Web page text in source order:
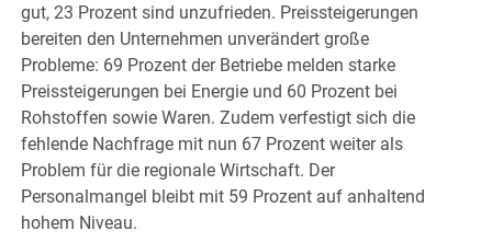
gut, 23 Prozent sind unzufrieden. Preissteigerungen
bereiten den Unternehmen unverändert große
Probleme: 69 Prozent der Betriebe melden starke
Preissteigerungen bei Energie und 60 Prozent bei
Rohstoffen sowie Waren. Zudem verfestigt sich die
fehlende Nachfrage mit nun 67 Prozent weiter als
Problem für die regionale Wirtschaft. Der
Personalmangel bleibt mit 59 Prozent auf anhaltend
hohem Niveau.